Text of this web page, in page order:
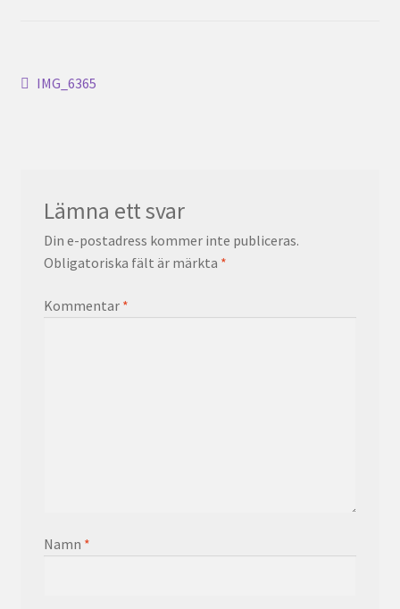
Inläggsnavigering
Föregående
IMG_6365
Lämna ett svar
Din e-postadress kommer inte publiceras.
Obligatoriska fält är märkta *
Kommentar *
Namn *